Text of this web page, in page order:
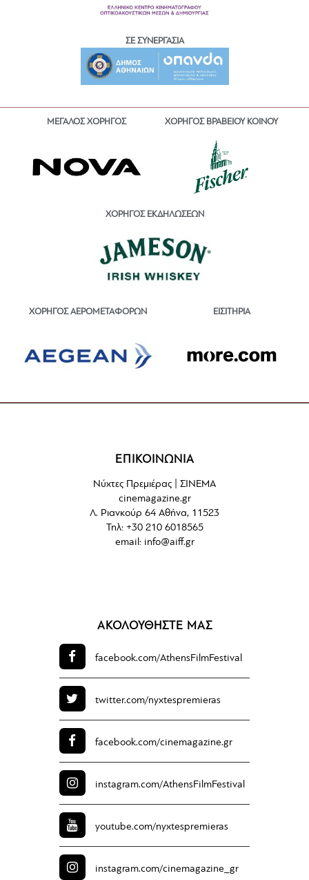
ΣΕ ΣΥΝΕΡΓΑΣΙΑ
ΜΕΓΑΛΟΣ ΧΟΡΗΓΟΣ ΧΟΡΗΓΟΣ ΒΡΑΒΕΙΟΥ ΚΟΙΝΟΥ
ΧΟΡΗΓΟΣ ΕΚΔΗΛΩΣΕΩΝ
ΧΟΡΗΓΟΣ ΑΕΡΟΜΕΤΑΦΟΡΩΝ ΕΙΣΙΤΗΡΙΑ
ΕΠΙΚΟΙΝΩΝΙΑ
Νύχτες Πρεμιέρας | ΣΙΝΕΜΑ
cinemagazine.gr
Λ. Ριανκούρ 64 Αθήνα, 11523
Τηλ: +30 210 6018565
email: info@aiff.gr
ΑΚΟΛΟΥΘΗΣΤΕ ΜΑΣ
facebook.com/AthensFilmFestival
twitter.com/nyxtespremieras
facebook.com/cinemagazine.gr
instagram.com/AthensFilmFestival
youtube.com/nyxtespremieras
instagram.com/cinemagazine_gr